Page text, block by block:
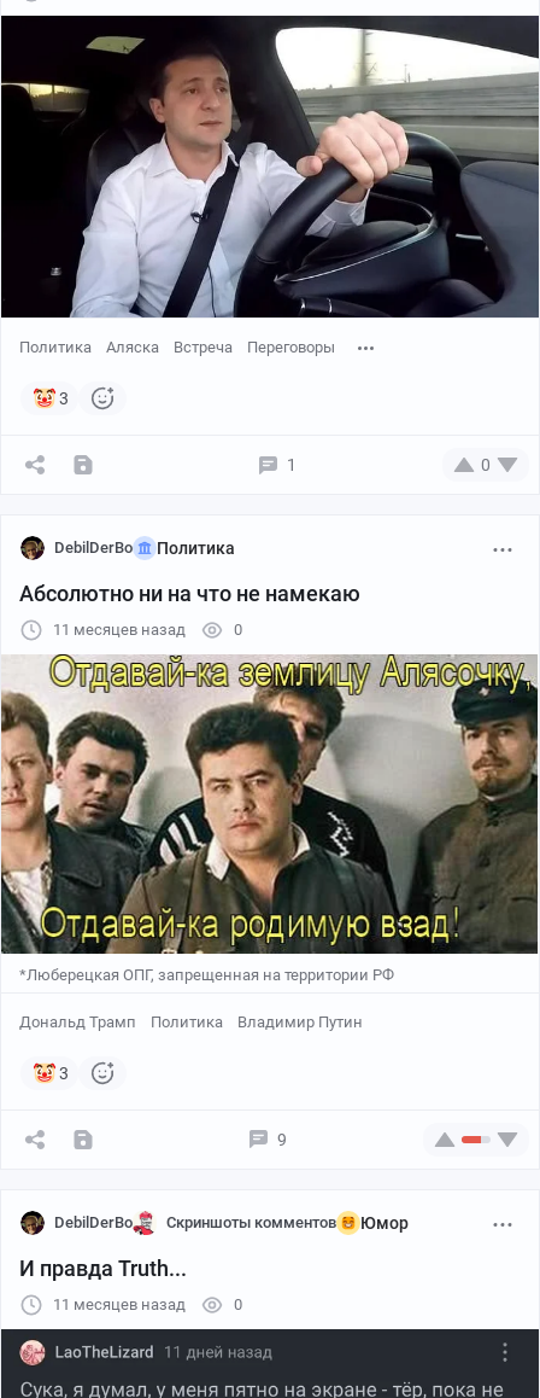
Политика Аляска Встреча Переговоры
3
1 0
DebilDerBo Политика
Абсолютно ни на что не намекаю
11 месяцев назад 0
*Люберецкая ОПГ, запрещенная на территории РФ
Дональд Трамп Политика Владимир Путин
3
9
DebilDerBo Скриншоты комментов Юмор
И правда Truth...
11 месяцев назад 0